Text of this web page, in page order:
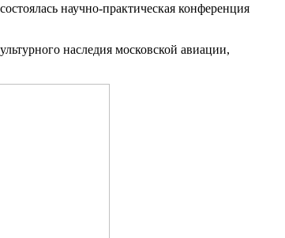
научно-практическая конференция
наследия московской авиации,